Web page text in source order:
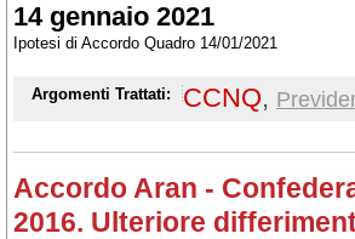
14 gennaio 2021
Ipotesi di Accordo Quadro 14/01/2021
Argomenti Trattati: CCNQ,
Accordo Aran -
2016. Ulteriore